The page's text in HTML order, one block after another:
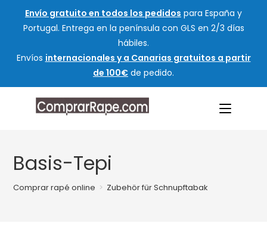
Envío gratuito en todos los pedidos para España y
Portugal. Entrega en la península con GLS en 2/3 días
hábiles.
Envíos internacionales y a Canarias gratuitos a partir
de 100€ de pedido.
Basis-Tepi
Comprar rapé online > Zubehör für Schnupftabak